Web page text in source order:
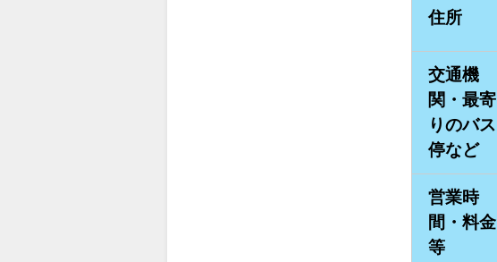
住所
交通機
関・最寄
りのバス
停など
営業時
間・料金
等